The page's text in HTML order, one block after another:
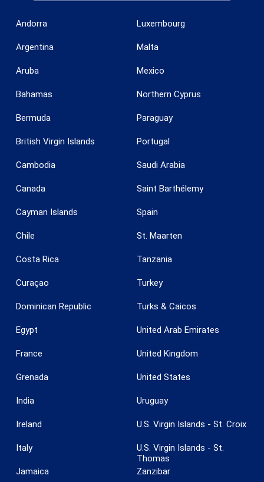
Andorra
Argentina
Aruba
Bahamas
Bermuda
British Virgin Islands
Cambodia
Canada
Cayman Islands
Chile
Costa Rica
Curaçao
Dominican Republic
Egypt
France
Grenada
India
Ireland
Italy
Jamaica
Luxembourg
Malta
Mexico
Northern Cyprus
Paraguay
Portugal
Saudi Arabia
Saint Barthélemy
Spain
St. Maarten
Tanzania
Turkey
Turks & Caicos
United Arab Emirates
United Kingdom
United States
Uruguay
U.S. Virgin Islands - St. Croix
U.S. Virgin Islands - St.
Thomas
Zanzibar